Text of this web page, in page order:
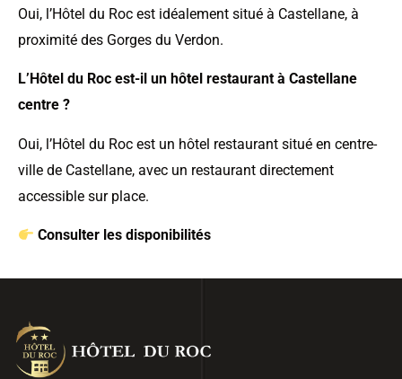
Oui, l’Hôtel du Roc est idéalement situé à Castellane, à
proximité des Gorges du Verdon.
L’Hôtel du Roc est-il un hôtel restaurant à Castellane
centre ?
Oui, l’Hôtel du Roc est un hôtel restaurant situé en centre-
ville de Castellane, avec un restaurant directement
accessible sur place.
Consulter les disponibilités